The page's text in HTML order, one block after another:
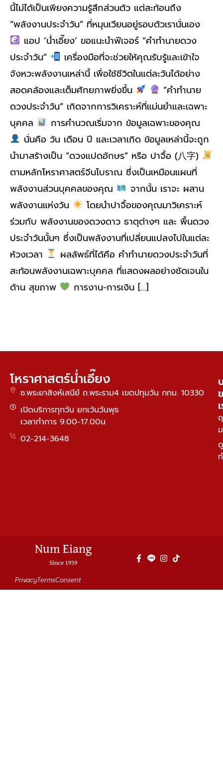
นี้ไม่ได้เป็นเพียงความรู้สึกส่วนตัว แต่สะท้อนถึง
“พลังงานประจำวัน” ที่หมุนเวียนอยู่รอบตัวเรานั่นเอง
แอป ‘น่ำเอี๊ยง’ ขอแนะนำฟีเจอร์ “คำทำนายดวง
ประจำวัน”
เครื่องมือที่จะช่วยให้คุณรับรู้และเข้าใจ
จังหวะพลังงานเหล่านี้ เพื่อใช้ชีวิตในแต่ละวันได้อย่าง
สอดคล้องและเต็มศักยภาพยิ่งขึ้น
“คำทำนาย
ดวงประจำวัน” เกิดจากการวิเคราะห์ที่แม่นยำและเฉพาะ
บุคคล
การคำนวณเริ่มจาก ข้อมูลเฉพาะของคุณ
นั่นคือ วัน เดือน ปี และเวลาเกิด ข้อมูลเหล่านี้จะถูก
นำมาสร้างเป็น “ดวงแปดอักษร” หรือ ปาจื้อ (八字)
ตามหลักโหราศาสตร์จีนโบราณ ซึ่งเป็นเหมือนแผนที่
พลังงานส่วนบุคคลของคุณ
จากนั้น เราจะ ผสาน
พลังงานแห่งวัน
โดยนำปาจื้อของคุณมาวิเคราะห์
ร่วมกับ พลังงานของดวงดาว ธาตุต่างๆ และ พื้นดวง
ประจำวันนั้นๆ ซึ่งเป็นพลังงานที่เปลี่ยนแปลงไปในแต่ละ
ห้วงเวลา
ผลลัพธ์ที่ได้คือ คำทำนายดวงประจำวันที่
สะท้อนพลังงานเฉพาะบุคคล ที่แสดงผลอย่างชัดเจนใน
ด้าน สุขภาพ
การงาน-การเงิน […]
โหราศาสตร์น่ำเอี๊ยง
ซ.พระยาสิงห์เสนีย์ ถ.พระราม4 เขตปทุมวัน กทม. 10330
เปิดบริการทุกวัน ยกเว้นวันพุธ
เวลาทำการ 9.00-17.00น
02-214-3648
Num Eiang
Since 1939
PrivacyTermsConsent